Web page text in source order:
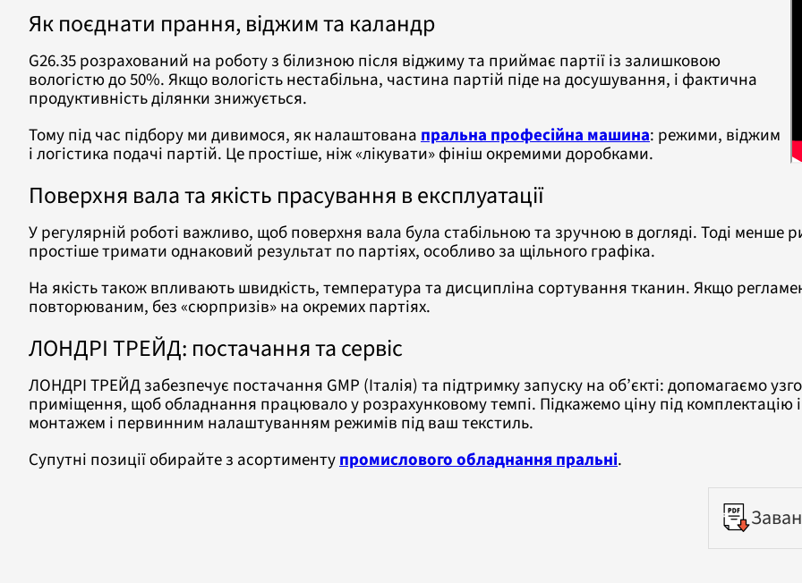
Як поєднати прання, віджим та каландр
G26.35 розрахований на роботу з білизною після віджиму та приймає партії із залишковою
вологістю до 50%. Якщо вологість нестабільна, частина партій піде на досушування, і фактична
продуктивність ділянки знижується.
Тому під час підбору ми дивимося, як налаштованапральна професійна машина: режими, віджим
і логістика подачі партій. Це простіше, ніж «лікувати» фініш окремими доробками.
Поверхня вала та якість прасування в експлуатації
У регулярній роботі важливо, щоб поверхня вала була стабільною та зручною в догляді. Тоді менше
простіше тримати однаковий результат по партіях, особливо за щільного графіка.
На якість також впливають швидкість, температура та дисципліна сортування тканин. Якщо
повторюваним, без «сюрпризів» на окремих партіях.
ЛОНДРІ ТРЕЙД: постачання та сервіс
ЛОНДРІ ТРЕЙД забезпечує постачання GMP (Італія) та підтримку запуску на об’єкті: допомагаємо
приміщення, щоб обладнання працювало у розрахунковому темпі. Підкажемо ціну під
монтажем і первинним налаштуванням режимів під ваш текстиль.
Супутні позиції обирайте з асортиментупромислового обладнання пральні.